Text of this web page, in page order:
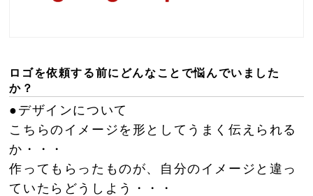
ロゴを依頼する前にどんなことで悩んでいました
か？
●デザインについて
こちらのイメージを形としてうまく伝えられる
か・・・
作ってもらったものが、自分のイメージと違っ
ていたらどうしよう・・・